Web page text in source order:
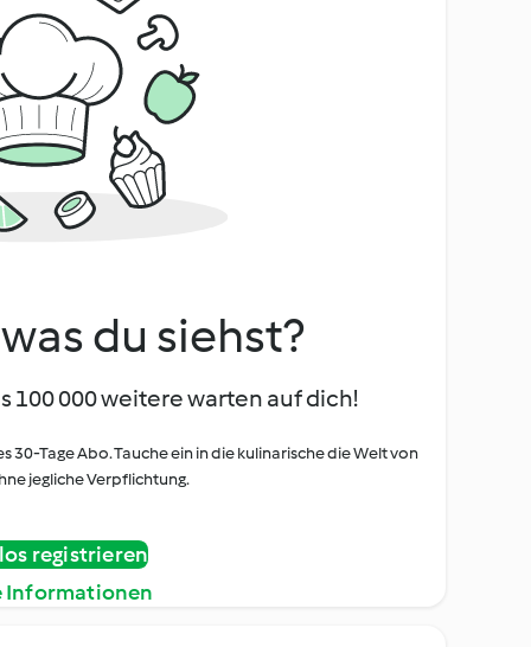
du siehst?
100 000 weitere warten auf dich!
Tage Abo. Tauche ein in die kulinarische die Welt von
jegliche Verpflichtung.
registrieren
Informationen